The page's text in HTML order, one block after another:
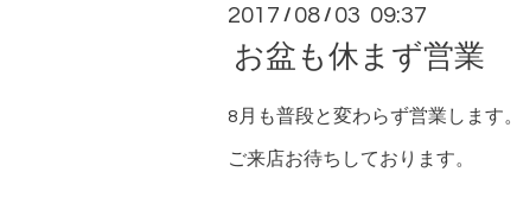
2017 / 08 / 03 09:37
お盆も休まず営業
8月も普段と変わらず営業します。
ご来店お待ちしております。